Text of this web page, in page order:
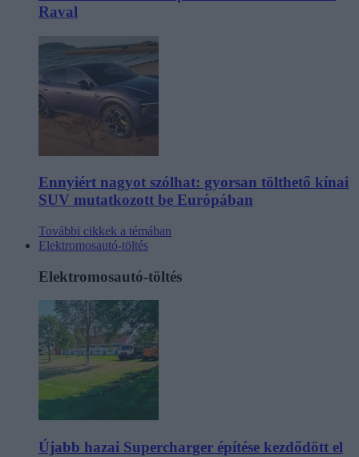
Raval
Ennyiért nagyot szólhat: gyorsan tölthető kínai
SUV mutatkozott be Európában
További cikkek a témában
Elektromosautó-töltés
Elektromosautó-töltés
Újabb hazai Supercharger építése kezdődött el